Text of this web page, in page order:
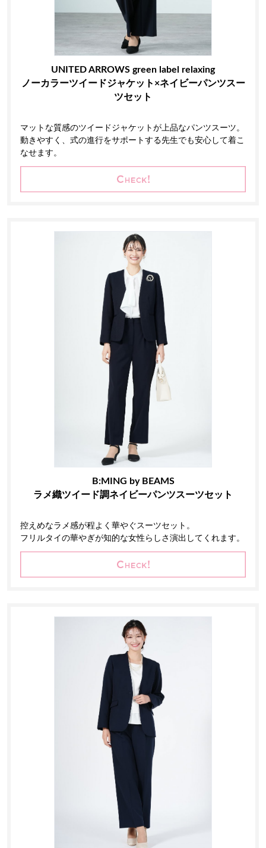
UNITED ARROWS green label relaxing
ノーカラーツイードジャケット×ネイビーパンツスー
ツセット
マットな質感のツイードジャケットが上品なパンツスーツ。
動きやすく、式の進行をサポートする先生でも安心して着こ
なせます。
B:MING by BEAMS
ラメ織ツイード調ネイビーパンツスーツセット
控えめなラメ感が程よく華やぐスーツセット。
フリルタイの華やぎが知的な女性らしさ演出してくれます。